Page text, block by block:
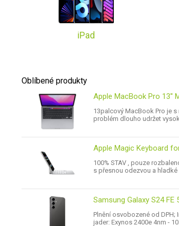
iPad
Oblíbené produkty
Apple MacBook Pro 13''
13palcový MacBook Pro je
problém dlouho udržet
Apple Magic Keyboard
100% STAV , pouze
s přesnou odezvou a hladké
Samsung Galaxy S24 FE
Plnění osvobozené od DPH;
jader: Exynos 2400e 4nm -